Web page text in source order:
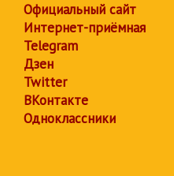
Официальный сайт
Интернет-приёмная
Telegram
Дзен
Twitter
ВКонтакте
Одноклассники